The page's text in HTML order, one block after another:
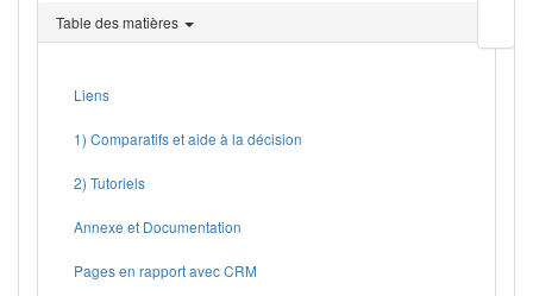
page
Table des matières
Liens
1) Comparatifs et aide à la décision
2) Tutoriels
Annexe et Documentation
Pages en rapport avec CRM